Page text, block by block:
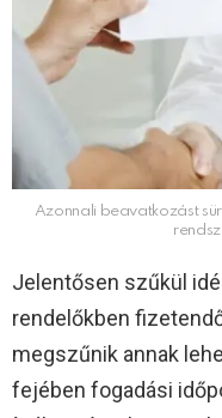
Azonnali beavatkozást
Jelentősen szűkül
rendelőkben
megszűnik annak
fejében fogadási